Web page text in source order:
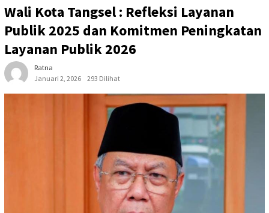
Wali Kota Tangsel : Refleksi Layanan
Publik 2025 dan Komitmen Peningkatan
Layanan Publik 2026
Ratna
Januari 2, 2026
293 Dilihat